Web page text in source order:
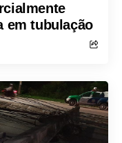
em tubulação